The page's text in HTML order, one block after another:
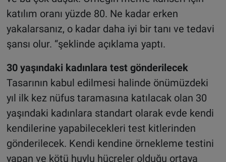
katılım oranı yüzde 80. Ne kadar erken
yakalarsanız, o kadar daha iyi bir tanı ve tedavi
şansı olur. “şeklinde açıklama yaptı.
30 yaşındaki kadınlara test gönderilecek
Tasarının kabul edilmesi halinde önümüzdeki
yıl ilk kez nüfus taramasına katılacak olan 30
yaşındaki kadınlara standart olarak evde kendi
kendilerine yapabilecekleri test kitlerinden
gönderilecek. Kendi kendine örnekleme testini
yapan ve kötü huylu hücreler olduğu ortaya